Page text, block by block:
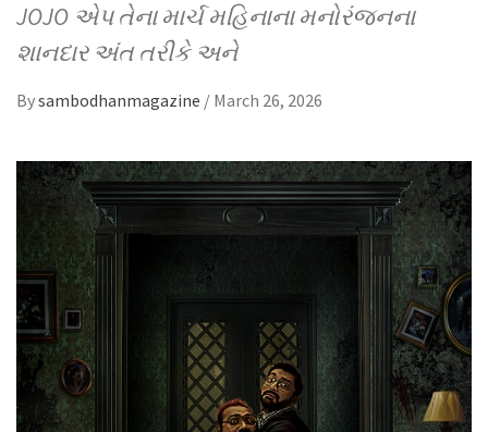
JOJO એપ તેના માર્ચ મહિનાના મનોરંજનના
શાનદાર અંત તરીકે અને
Bysambodhanmagazine / March 26, 2026